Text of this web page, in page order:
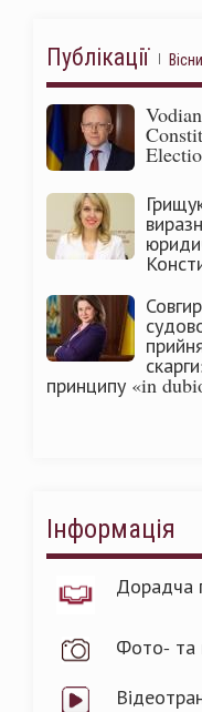
Публікації
принципу «in
Інформація
Дорадча
Фото- та